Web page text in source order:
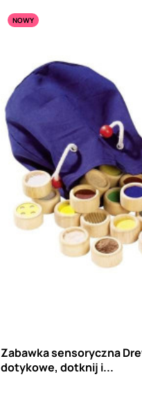
NOWY
Zabawka sensoryczna
dotykowe, dotknij i...